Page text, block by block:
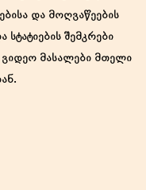
და მოღვაწეების
შემკრები
მასალები მთელი